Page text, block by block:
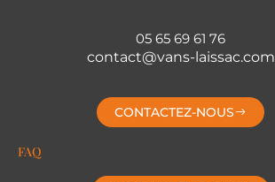
05 65 69 61 76
contact@vans-laissac.com
CONTACTEZ-NOUS
FAQ